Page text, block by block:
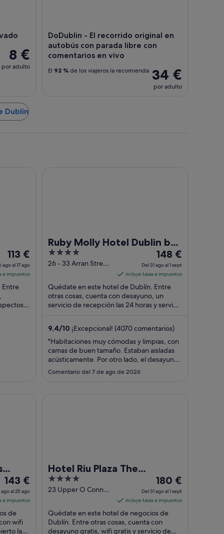
8 €
por adulto
DoDublin - El recorrido original en
autobús con parada libre con
comentarios en vivo
34 €
por adulto
El 92 % de los viajeros la recomienda
Dublín
El
precio
es
de
por
113 €
ago al 17 ago
e impuestos
Entre
Ruby Molly Hotel Dublin by
IHG
4
out
5
26 - 33 Arran Street
El
precio
es
de
148 €
por
del
31
ago
al
148 €
Del 31 ago al 1 sept
incluye tasas e impuestos
Quédate en este hotel de Dublín. Entre
otras cosas, cuenta con desayuno, un
servicio de recepción las 24 horas y servicio
9,4/10 ¡Excepcional! (4070 comentarios)
"Habitaciones muy cómodas y limpias, con
camas de buen tamaño. Estaban aisladas
acústicamente. Por otro lado, el desayuno
era muy completo y el personal era muy
agradable. Volveríamos a alojarnos."
Comentario del 7 de ago de 2026
El
precio
es
de
143 €
por
143 €
ago al 25 ago
e impuestos
de
wifi
las
Hotel Riu Plaza The
Gresham Dublin
4
out
5
23 Upper O Connell
El
precio
es
de
180 €
por
180 €
Del 31 ago al 1 sept
incluye tasas e impuestos
Quédate en este hotel de negocios de
Dublín. Entre otras cosas, cuenta con
desayuno gratis, wifi gratis y servicio de